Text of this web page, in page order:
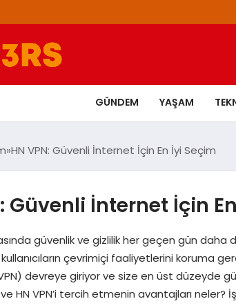
GÜNDEM YAŞAM
HN VPN: Güvenli İnternet İçin En İyi Seçim
Güvenli İnternet İçin
güvenlik ve gizlilik her geçen gün daha
çevrimiçi faaliyetlerini koruma
devreye giriyor ve size en üst düzeyde
ve HN VPN’i tercih etmenin avantajları neler?